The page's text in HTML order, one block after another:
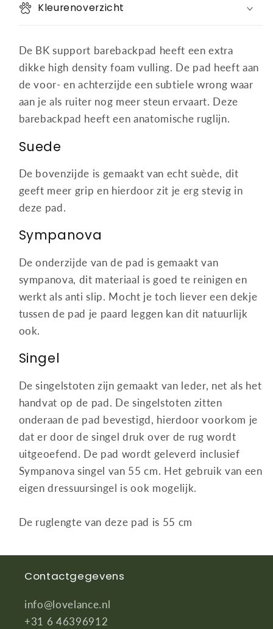
Kleurenoverzicht
De BK support barebackpad heeft een extra
dikke high density foam vulling. De pad heeft aan
de voor- en achterzijde een subtiele wrong waar
aan je als ruiter nog meer steun ervaart. Deze
barebackpad heeft een anatomische ruglijn.
Suede
De bovenzijde is gemaakt van echt suède, dit
geeft meer grip en hierdoor zit je erg stevig in
deze pad.
Sympanova
De onderzijde van de pad is gemaakt van
sympanova, dit materiaal is goed te reinigen en
werkt als anti slip. Mocht je toch liever een dekje
tussen de pad je paard leggen kan dit natuurlijk
ook.
Singel
De singelstoten zijn gemaakt van leder, net als het
handvat op de pad. De singelstoten zitten
onderaan de pad bevestigd, hierdoor voorkom je
dat er door de singel druk over de rug wordt
uitgeoefend. De pad wordt geleverd inclusief
Sympanova singel van 55 cm. Het gebruik van een
eigen dressuursingel is ook mogelijk.
De ruglengte van deze pad is 55 cm
Contactgegevens
info@lovelance.nl
+31 6 46396912